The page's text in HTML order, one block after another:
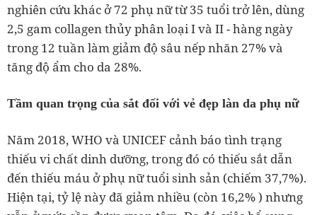
nghiên cứu khác ở 72 phụ nữ từ 35 tuổi trở lên, dùng
2,5 gam collagen thủy phân loại I và II - hàng ngày
trong 12 tuần làm giảm độ sâu nếp nhăn 27% và
tăng độ ẩm cho da 28%.
Tầm quan trọng của sắt đối với vẻ đẹp làn da phụ nữ
Năm 2018, WHO và UNICEF cảnh báo tình trạng
thiếu vi chất dinh dưỡng, trong đó có thiếu sắt dẫn
đến thiếu máu ở phụ nữ tuổi sinh sản (chiếm 37,7%).
Hiện tại, tỷ lệ này đã giảm nhiều (còn 16,2% ) nhưng